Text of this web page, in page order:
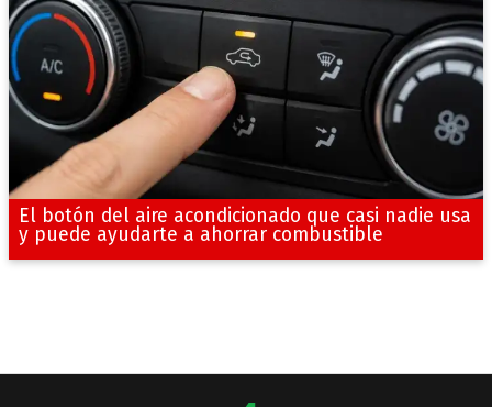
El botón del aire acondicionado que casi nadie usa
y puede ayudarte a ahorrar combustible